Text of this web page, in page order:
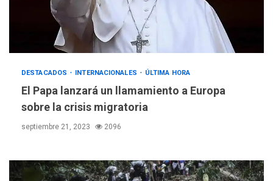
DESTACADOS INTERNACIONALES ÚLTIMA HORA
El Papa lanzará un llamamiento a Europa
sobre la crisis migratoria
septiembre 21, 2023 2096